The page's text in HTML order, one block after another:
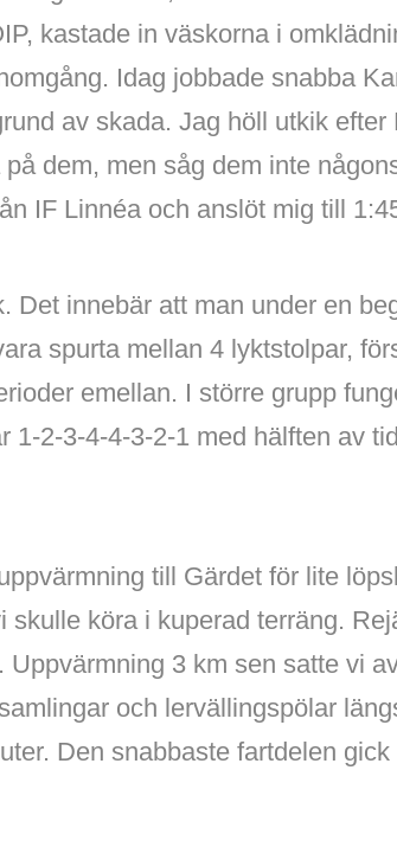
kastade in väskorna i
Idag jobbade snabba
av skada. Jag höll utkik
dem, men såg dem inte
IF Linnéa och anslöt mig till
Det innebär att man under en
spurta mellan 4 lyktstolpar,
emellan. I större grupp
1-2-3-4-4-3-2-1 med hälften av
till Gärdet för lite
skulle köra i kuperad terräng.
Uppvärmning 3 km sen satte vi
och lervällingspölar
Den snabbaste fartdelen